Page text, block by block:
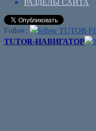
Follow:
TUTOR-НАВИГАТОР